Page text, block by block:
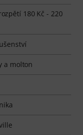
180 Kč - 220
a molton